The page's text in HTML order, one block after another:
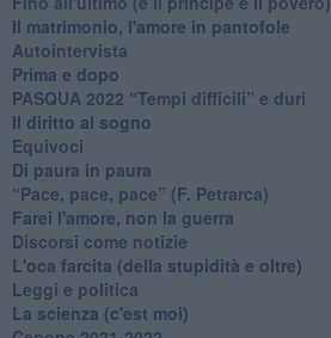
Il matrimonio, l'amore in pantofole
Autointervista
Prima e dopo
​PASQUA 2022 “Tempi difficili” e duri
Il diritto al sogno
Equivoci
Di paura in paura
​“Pace, pace, pace” (F. Petrarca)
Farei l'amore, non la guerra
Discorsi come notizie
L'oca farcita (della stupidità e oltre)
Leggi e politica
La scienza (c'est moi)